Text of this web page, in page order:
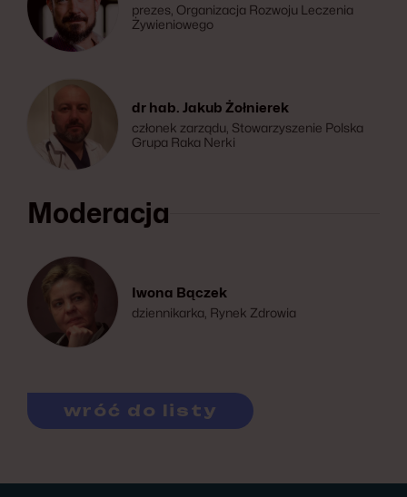
prezes, Organizacja Rozwoju Leczenia
Żywieniowego
dr hab. Jakub Żołnierek
członek zarządu, Stowarzyszenie Polska
Grupa Raka Nerki
Moderacja
Iwona Bączek
dziennikarka, Rynek Zdrowia
wróć do listy